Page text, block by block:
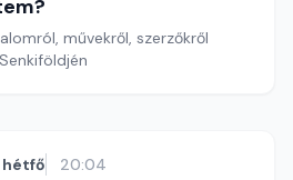
művekről, szerzőkről
hétfő 20:04